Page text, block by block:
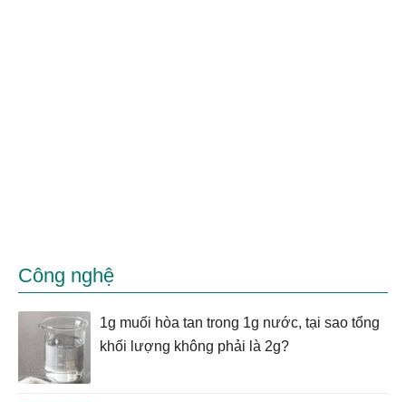
Công nghệ
1g muối hòa tan trong 1g nước, tại sao tổng
khối lượng không phải là 2g?